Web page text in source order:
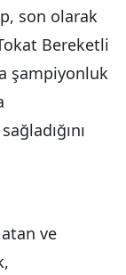
son olarak
Bereketli
şampiyonluk
ve